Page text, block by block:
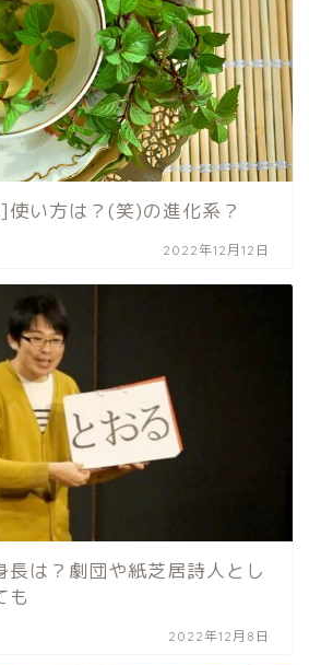
い方は？(笑)の進化系？
2022年12月12日
長は？劇団や紙芝居詩人とし
も
2022年12月8日